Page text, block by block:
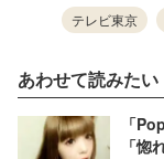
テレビ東京
あわせて読みたい
「
「惚